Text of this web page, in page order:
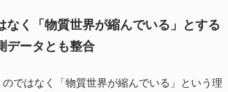
なく「物質世界が縮んでいる」とする
ータとも整合
ではなく「物質世界が縮んでいる」という理